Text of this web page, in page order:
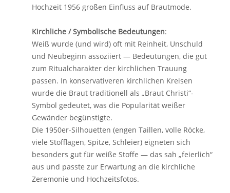
Hochzeit 1956 großen Einfluss auf Brautmode.
Kirchliche / Symbolische Bedeutungen:
Weiß wurde (und wird) oft mit Reinheit, Unschuld
und Neubeginn assoziiert — Bedeutungen, die gut
zum Ritualcharakter der kirchlichen Trauung
passen. In konservativeren kirchlichen Kreisen
wurde die Braut traditionell als „Braut Christi“-
Symbol gedeutet, was die Popularität weißer
Gewänder begünstigte.
Die 1950er-Silhouetten (engen Taillen, volle Röcke,
viele Stofflagen, Spitze, Schleier) eigneten sich
besonders gut für weiße Stoffe — das sah „feierlich“
aus und passte zur Erwartung an die kirchliche
Zeremonie und Hochzeitsfotos.